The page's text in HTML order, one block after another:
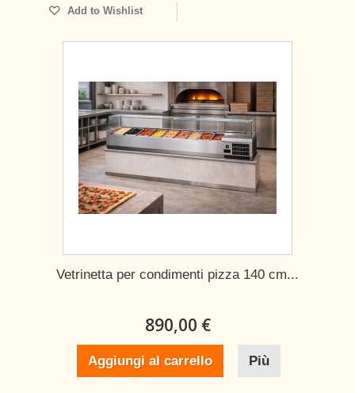
Add to Wishlist
Vetrinetta per condimenti pizza 140 cm...
890,00 €
Aggiungi al carrello Più